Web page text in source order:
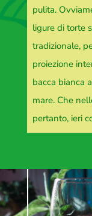
pulita.
ligure di torte
tradizionale,
proiezione
bacca bianca
mare. Che
pertanto, ieri